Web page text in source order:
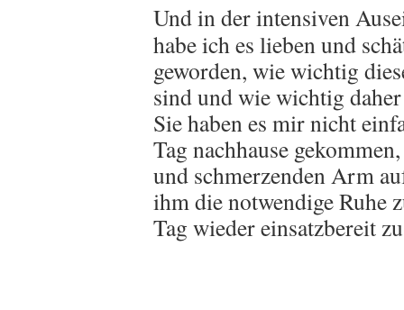
Und in der intensiven
habe ich es lieben und
geworden, wie wichtig
sind und wie wichtig
Sie haben es mir nicht
Tag nachhause
und schmerzenden Arm
ihm die notwendige Ruhe
Tag wieder einsatzbereit